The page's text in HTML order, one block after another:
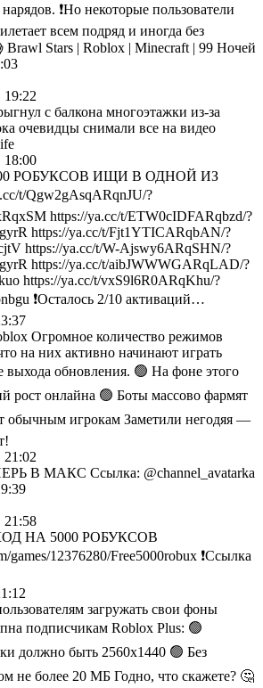
❗️Но некоторые пользователи
всем подряд и иногда без
Stars | Roblox | Minecraft | 99 Ночей
с балкона многоэтажки из-за
очевидцы снимали все на видео
18:00
РОБУКСОВ ИЩИ В ОДНОЙ ИЗ
t/Qgw2gAsqARqnJU/?
https://ya.cc/t/ETW0cIDFARqbzd/?
https://ya.cc/t/Fjt1YTICARqbAN/?
https://ya.cc/t/W-Ajswy6ARqSHN/?
https://ya.cc/t/aibJWWWGARqLAD/?
https://ya.cc/t/vxS9l6R0ARqKhu/?
❗️Осталось 2/10 активаций…
Огромное количество режимов
на них активно начинают играть
выхода обновления. 🟢 На фоне этого
рост онлайна 🟢 Боты массово фармят
игрокам Заметили негодяя —
В МАКС Ссылка: @channel_avatarka
21:58
НА 5000 РОБУКСОВ
12376280/Free5000robux ❗️Ссылка
загружать свои фоны
подписчикам Roblox Plus: 🟢
должно быть 2560х1440 🟢 Без
не более 20 МБ Годно, что скажете? 🤔